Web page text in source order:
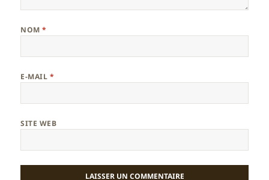
NOM*
E-MAIL *
SITE WEB